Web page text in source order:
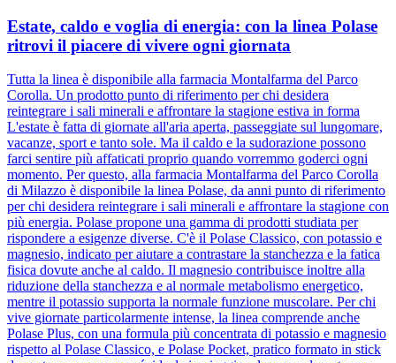
Estate, caldo e voglia di energia: con la linea Polase
ritrovi il piacere di vivere ogni giornata
Tutta la linea è disponibile alla farmacia Montalfarma del Parco
Corolla. Un prodotto punto di riferimento per chi desidera
reintegrare i sali minerali e affrontare la stagione estiva in forma
L'estate è fatta di giornate all'aria aperta, passeggiate sul lungomare,
vacanze, sport e tanto sole. Ma il caldo e la sudorazione possono
farci sentire più affaticati proprio quando vorremmo goderci ogni
momento. Per questo, alla farmacia Montalfarma del Parco Corolla
di Milazzo è disponibile la linea Polase, da anni punto di riferimento
per chi desidera reintegrare i sali minerali e affrontare la stagione con
più energia. Polase propone una gamma di prodotti studiata per
rispondere a esigenze diverse. C'è il Polase Classico, con potassio e
magnesio, indicato per aiutare a contrastare la stanchezza e la fatica
fisica dovute anche al caldo. Il magnesio contribuisce inoltre alla
riduzione della stanchezza e al normale metabolismo energetico,
mentre il potassio supporta la normale funzione muscolare. Per chi
vive giornate particolarmente intense, la linea comprende anche
Polase Plus, con una formula più concentrata di potassio e magnesio
rispetto al Polase Classico, e Polase Pocket, pratico formato in stick